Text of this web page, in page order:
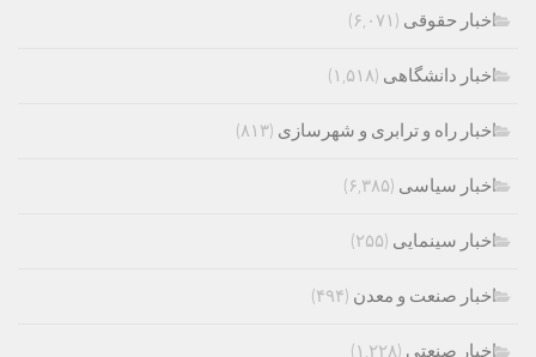
اخبار حقوقی (۶,۰۷۱)
اخبار دانشگاهی (۱,۵۱۸)
اخبار راه و ترابری و شهرسازی (۸۱۳)
اخبار سیاسی (۶,۳۸۵)
اخبار سینمایی (۲۵۵)
اخبار صنعت و معدن (۴۹۴)
اخبار صنعتی (۱,۲۲۸)